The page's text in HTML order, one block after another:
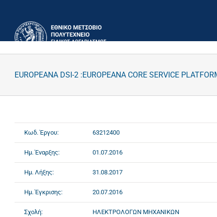
περιεχόμενο
EUROPEANA DSI-2 :EUROPEANA CORE SERVICE
Κωδ. Έργου: 63212400
Ημ. Έναρξης: 01.07.2016
Ημ. Λήξης: 31.08.2017
Ημ. Έγκρισης: 20.07.2016
Σχολή: ΗΛΕΚΤΡΟΛΟΓΩΝ ΜΗΧΑΝΙΚΩΝ